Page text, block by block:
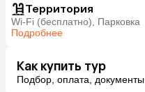
Территория
Wi-Fi (бесплатно), Парковка
Подробнее
Как купить тур
Подбор, оплата, документы